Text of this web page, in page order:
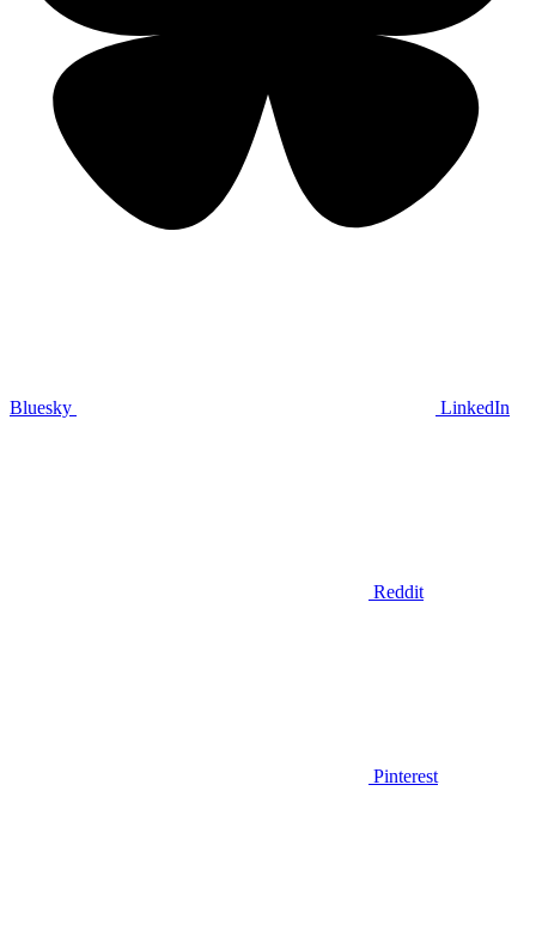
Bluesky LinkedIn
Reddit
Pinterest